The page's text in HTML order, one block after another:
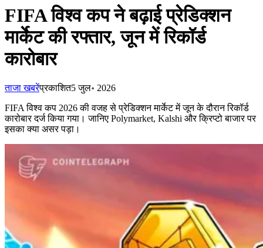
FIFA विश्व कप ने बढ़ाई प्रेडिक्शन
मार्केट की रफ्तार, जून में रिकॉर्ड
कारोबार
ताजा खबरेंप्रकाशित5 जुल॰ 2026
FIFA विश्व कप 2026 की वजह से प्रेडिक्शन मार्केट में जून के दौरान रिकॉर्ड
कारोबार दर्ज किया गया। जानिए Polymarket, Kalshi और क्रिप्टो बाजार पर
इसका क्या असर पड़ा।